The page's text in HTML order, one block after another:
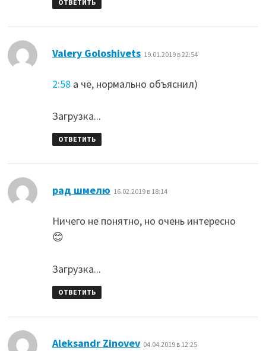
ОТВЕТИТЬ
Valery Goloshivets: 19.01.2019 в 22:54
2:58а чё, нормально объяснил)
Загрузка...
ОТВЕТИТЬ
рад шмелю 16.02.2019 в 18:14
Ничего не понятно, но очень интересно
😊
Загрузка...
ОТВЕТИТЬ
Aleksandr Zinovev: 04.04.2019 в 12:25